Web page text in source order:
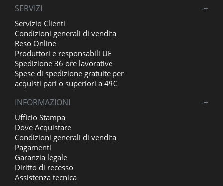
SERVIZI +
-
Servizio Clienti
Condizioni generali di vendita
Reso Online
Produttori e responsabili UE
Spedizione 36 ore lavorative
Spese di spedizione gratuite per
acquisti pari o superiori a 49€
INFORMAZIONI +
-
Ufficio Stampa
Dove Acquistare
Condizioni generali di vendita
Pagamenti
Garanzia legale
Diritto di recesso
Assistenza tecnica